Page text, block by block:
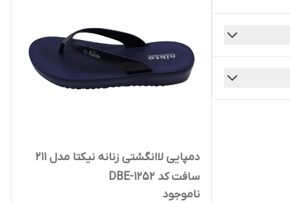
دمپایی لاانگشتی زنانه نیکتا مدل 211
سافت کد 1252-DBE
ناموجود